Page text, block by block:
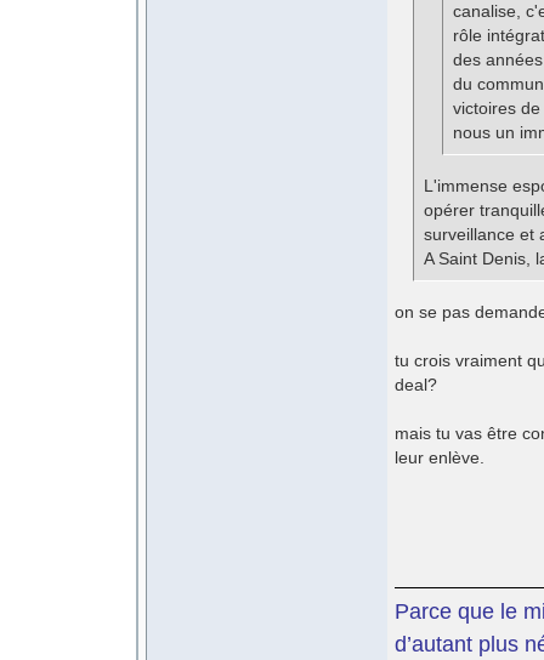
canalise,
rôle
des
du
victoires
nous un
L'immense
opérer
surveillance et
A Saint Denis,
on se pas
tu crois vraiment
deal?
mais tu vas être
leur enlève.
Parce que le
d’autant plus